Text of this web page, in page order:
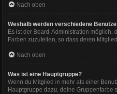
Nach oben
Weshalb werden verschiedene
Es ist der Board-Administration möglich,
Farben zuzuteilen, so dass deren
Nach oben
Was ist eine Hauptgruppe?
Wenn du Mitglied in mehr als einer
Hauptgruppe dazu, deine Gruppenfarbe